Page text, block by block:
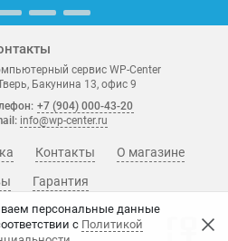
персональные данные
с Политикой
сервис WP-Center
Бакунина 13, офис 9
+7 (904) 000-43-20
info@wp-center.ru
О магазине
Гарантия
Контакты